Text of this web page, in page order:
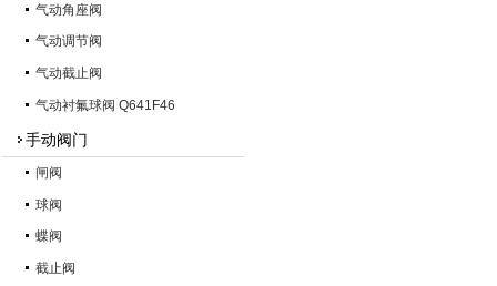
气动角座阀
气动调节阀
气动截止阀
气动衬氟球阀 Q641F46
手动阀门
闸阀
球阀
蝶阀
截止阀